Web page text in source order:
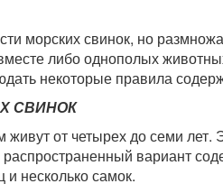
морских свинок, но
либо однополых
некоторые правила
СВИНОК
живут от четырех до семи
вариант
несколько самок.